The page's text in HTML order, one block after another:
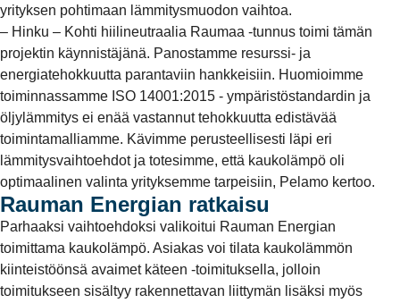
yrityksen pohtimaan lämmitysmuodon vaihtoa.
– Hinku – Kohti hiilineutraalia Raumaa -tunnus toimi tämän
projektin käynnistäjänä. Panostamme resurssi- ja
energiatehokkuutta parantaviin hankkeisiin. Huomioimme
toiminnassamme ISO 14001:2015 - ympäristöstandardin ja
öljylämmitys ei enää vastannut tehokkuutta edistävää
toimintamalliamme. Kävimme perusteellisesti läpi eri
lämmitysvaihtoehdot ja totesimme, että kaukolämpö oli
optimaalinen valinta yrityksemme tarpeisiin, Pelamo kertoo.
Rauman Energian ratkaisu
Parhaaksi vaihtoehdoksi valikoitui Rauman Energian
toimittama kaukolämpö. Asiakas voi tilata kaukolämmön
kiinteistöönsä avaimet käteen -toimituksella, jolloin
toimitukseen sisältyy rakennettavan liittymän lisäksi myös